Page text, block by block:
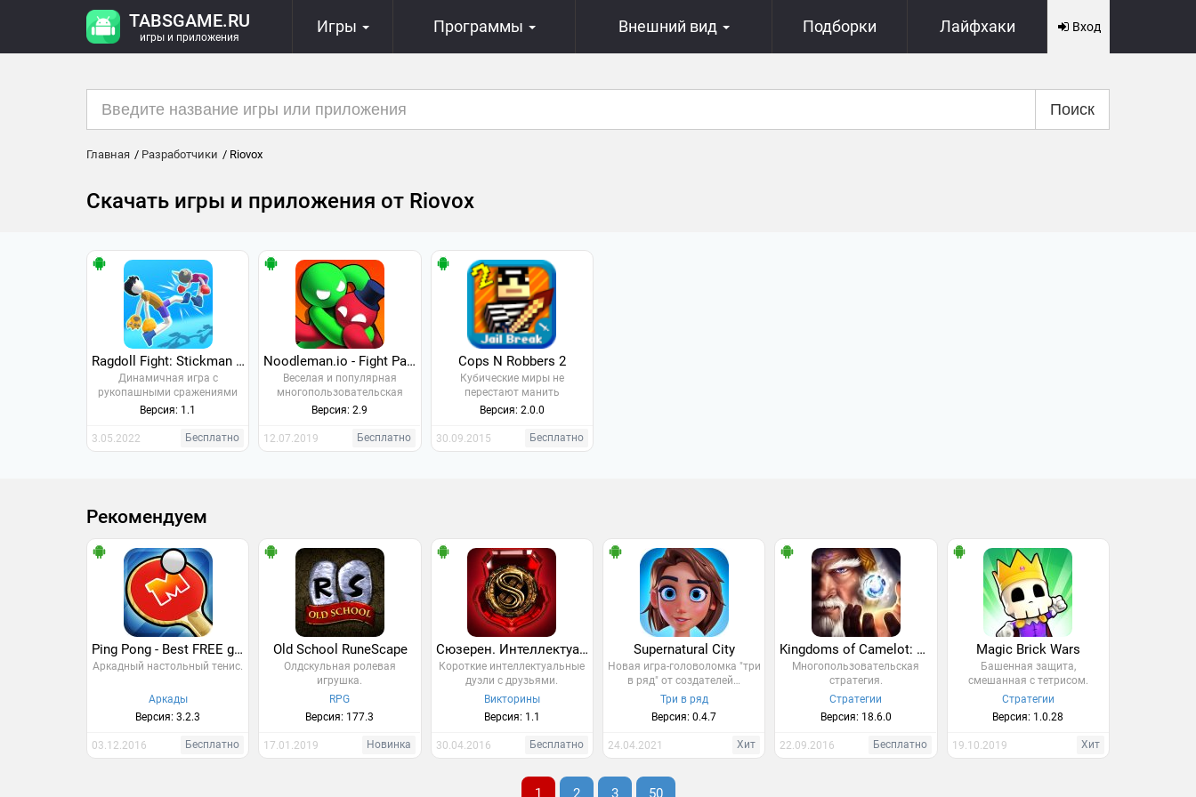
TABSGAME.RU
игры и приложения
Игры Программы Внешний вид Подборки Лайфхаки Вход
Поиск
Главная Разработчики Riovox
Скачать игры и приложения от Riovox
Ragdoll Fight: Stickman Battle
Динамичная игра с
рукопашными сражениями
между…
Версия: 1.1
3.05.2022 Бесплатно
Noodleman.io - Fight Party Games
Веселая и популярная
многопользовательская
игра.
Версия: 2.9
12.07.2019 Бесплатно
Cops N Robbers 2
Кубические миры не
перестают манить
любителей…
Версия: 2.0.0
30.09.2015 Бесплатно
Рекомендуем
Ping Pong - Best FREE game
Аркадный настольный тенис.
Аркады
Версия: 3.2.3
03.12.2016 Бесплатно
Old School RuneScape
Олдскульная ролевая
игрушка.
RPG
Версия: 177.3
17.01.2019 Новинка
Сюзерен. Интеллектуальная лига
Короткие интеллектуальные
дуэли с друзьями.
Викторины
Версия: 1.1
30.04.2016 Бесплатно
Supernatural City
Новая игра-головоломка "три
в ряд" от создателей…
Три в ряд
Версия: 0.4.7
24.04.2021 Хит
Kingdoms of Camelot: Battle
Многопользовательская
стратегия.
Стратегии
Версия: 18.6.0
22.09.2016 Бесплатно
Magic Brick Wars
Башенная защита,
смешанная с тетрисом.
Стратегии
Версия: 1.0.28
19.10.2019 Хит
1 2 3 50